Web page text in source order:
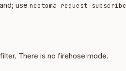
use neotoma request subscribe
There is no firehose mode.